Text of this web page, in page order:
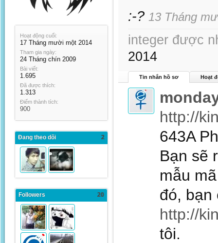
Hoạt động cuối:
17 Tháng mười một 2014
Tham gia ngày:
24 Tháng chín 2009
Bài viết:
1.695
Đã được thích:
1.313
Điểm thành tích:
900
Đang theo dõi 2
Followers 20
:-? 13 Tháng
integer được
2014
Tin nhắn hồ sơ Hoạt
http://
643A
Bạn sẽ
mẫu
đó, bạn
http://
tôi.